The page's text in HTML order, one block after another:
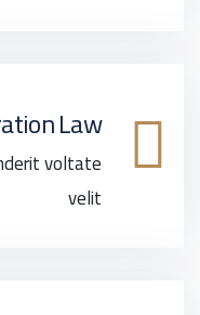
Law
voltate
velit